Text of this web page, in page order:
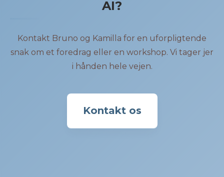
AI?
Kontakt Bruno og Kamilla for en uforpligtende
snak om et foredrag eller en workshop. Vi tager jer
i hånden hele vejen.
Kontakt os